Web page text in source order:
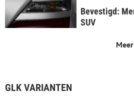
Bevestigd:
SUV
GLK VARIANTEN